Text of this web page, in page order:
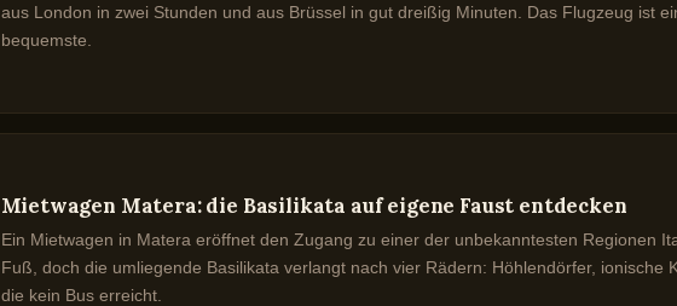
aus London in zwei Stunden und aus Brüssel in gut dreißig Minuten. Das Flugzeug ist
bequemste.
Mietwagen Matera: die Basilikata auf eigene Faust entdecken
Ein Mietwagen in Matera eröffnet den Zugang zu einer der unbekanntesten Regionen
Fuß, doch die umliegende Basilikata verlangt nach vier Rädern: Höhlendörfer, ionische
die kein Bus erreicht.